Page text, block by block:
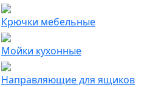
Крючки мебельные
Мойки кухонные
Направляющие для ящиков